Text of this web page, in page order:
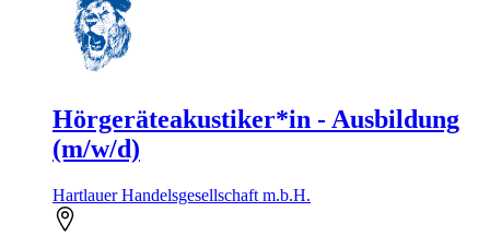
Hörgeräteakustiker*in - Ausbildung
(m/w/d)
Hartlauer Handelsgesellschaft m.b.H.